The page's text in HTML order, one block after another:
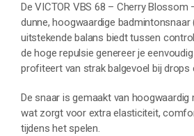
De VICTOR VBS 68 – Cherry Blossom
dunne, hoogwaardige badmintonsnaar
uitstekende balans biedt tussen
de hoge repulsie genereer je
profiteert van strak balgevoel bij drops
De snaar is gemaakt van
wat zorgt voor extra elasticiteit,
tijdens het spelen.